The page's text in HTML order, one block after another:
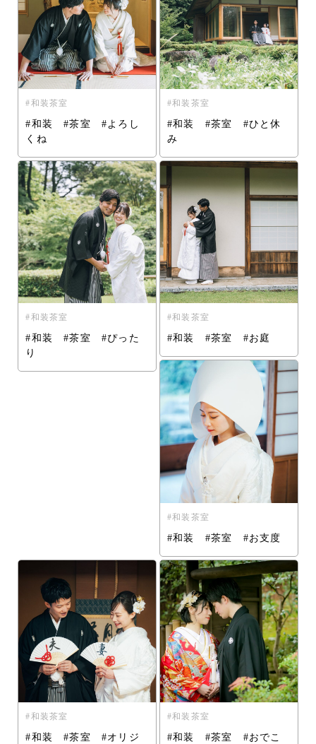
和装茶室
#和装 #茶室 #よろし
くね
和装茶室
#和装 #茶室 #ひと休
み
和装茶室
#和装 #茶室 #ぴった
り
和装茶室
#和装 #茶室 #お庭
和装茶室
#和装 #茶室 #お支度
和装茶室
#和装 #茶室 #オリジ
和装茶室
#和装 #茶室 #おでこ